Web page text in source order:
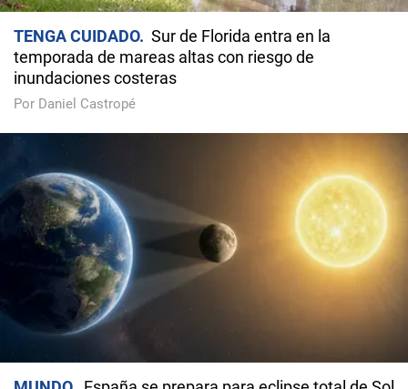
TENGA CUIDADO
Sur de Florida entra en la
temporada de mareas altas con riesgo de
inundaciones costeras
Por Daniel Castropé